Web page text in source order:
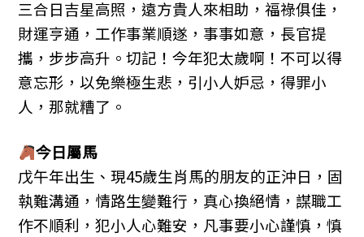
三合日吉星高照，遠方貴人來相助，福祿俱佳，
財運亨通，工作事業順遂，事事如意，長官提
攜，步步高升。切記！今年犯太歲啊！不可以得
意忘形，以免樂極生悲，引小人妒忌，得罪小
人，那就糟了。
今日屬馬
戊午年出生、現45歲生肖馬的朋友的正沖日，固
執難溝通，情路生變難行，真心換絕情，謀職工
作不順利，犯小人心難安，凡事要小心謹慎，慎